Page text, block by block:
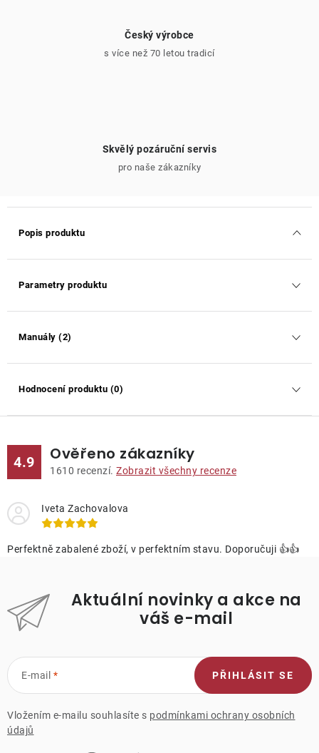
Český výrobce
s více než 70 letou tradicí
Skvělý pozáruční servis
pro naše zákazníky
Popis produktu
Parametry produktu
Manuály (2)
Hodnocení produktu (0)
4.9 Ověřeno zákazníky
1610 recenzí. Zobrazit všechny recenze
Iveta Zachovalova
Perfektně zabalené zboží, v perfektním stavu. Doporučuji 👍👍
Aktuální novinky a akce na
váš e-mail
E-mail
Vložením e-mailu souhlasíte s podmínkami ochrany osobních
údajů
PŘIHLÁSIT SE